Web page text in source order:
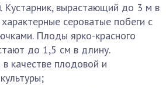
. Кустарник, вырастающий до 3 м в
сероватые побеги с
Плоды ярко-красного
до 1,5 см в длину.
качестве плодовой и